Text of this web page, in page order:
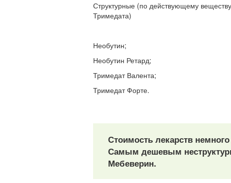
Структурные (по действующему
Тримедата)
Необутин;
Необутин Ретард;
Тримедат Валента;
Тримедат Форте.
Стоимость лекарств
Самым дешевым
Мебеверин.